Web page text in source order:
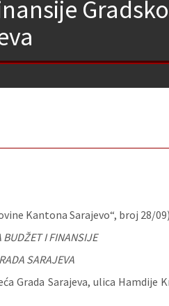
Kantona Sarajevo“, broj 28/
I FINANSIJE
SARAJEVA
Grada Sarajeva, ulica Hamdije